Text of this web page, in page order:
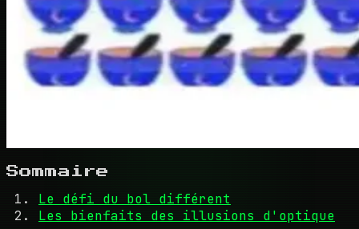
Sommaire
Le défi du bol différent
Les bienfaits des illusions d'optique